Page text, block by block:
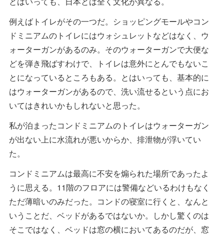
例えばトイレがその一つだ。ショッピングモールやコン
ドミニアムのトイレにはウォシュレットなどはなく、ウ
ォーターガンがあるのみ。そのウォーターガンで大便な
どを弾き飛ばすわけで、トイレは意外にとんでもないこ
とになっているところもある。とはいっても、基本的に
はウォーターガンがあるので、洗い流せるという点にお
いてはきれいかもしれないと思った。
私が泊まったコンドミニアムのトイレはウォーターガン
が出ない上に水流れが悪いからか、排泄物が浮いてい
た。
コンドミニアムは最高に不安を煽られた場所であったよ
うに思える。11階のフロアには警備などいるわけもなく
ただ薄暗いのみだった。コンドの寝室に行くと、なんと
いうことだ、ベッドがあるではないか。しかし驚くのは
そこではなく、ベッドは窓の横においてあるのだが、窓